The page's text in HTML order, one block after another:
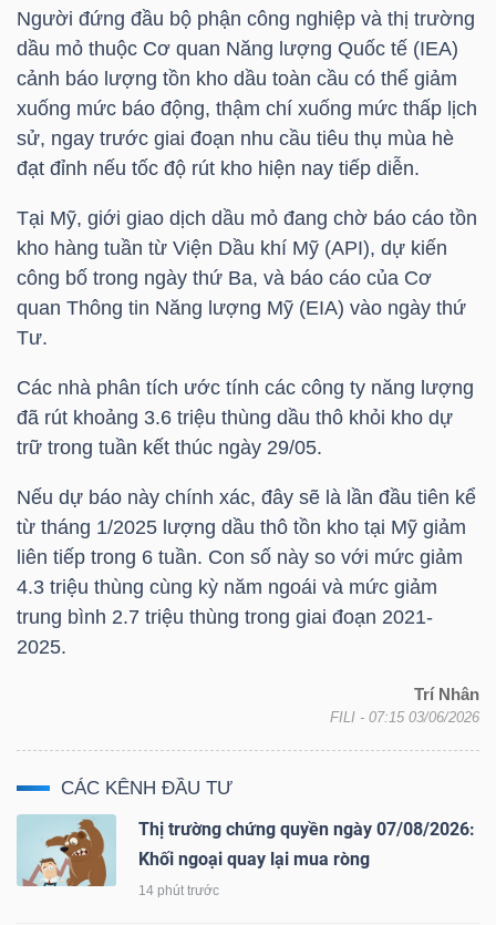
Người đứng đầu bộ phận công nghiệp và thị trường
dầu mỏ thuộc Cơ quan Năng lượng Quốc tế (IEA)
cảnh báo lượng tồn kho dầu toàn cầu có thể giảm
xuống mức báo động, thậm chí xuống mức thấp lịch
sử, ngay trước giai đoạn nhu cầu tiêu thụ mùa hè
đạt đỉnh nếu tốc độ rút kho hiện nay tiếp diễn.
Tại Mỹ, giới giao dịch dầu mỏ đang chờ báo cáo tồn
kho hàng tuần từ Viện Dầu khí Mỹ (API), dự kiến
công bố trong ngày thứ Ba, và báo cáo của Cơ
quan Thông tin Năng lượng Mỹ (EIA) vào ngày thứ
Tư.
Các nhà phân tích ước tính các công ty năng lượng
đã rút khoảng 3.6 triệu thùng dầu thô khỏi kho dự
trữ trong tuần kết thúc ngày 29/05.
Nếu dự báo này chính xác, đây sẽ là lần đầu tiên kể
từ tháng 1/2025 lượng dầu thô tồn kho tại Mỹ giảm
liên tiếp trong 6 tuần. Con số này so với mức giảm
4.3 triệu thùng cùng kỳ năm ngoái và mức giảm
trung bình 2.7 triệu thùng trong giai đoạn 2021-
2025.
Trí Nhân
FILI - 07:15 03/06/2026
CÁC KÊNH ĐẦU TƯ
Thị trường chứng quyền ngày 07/08/2026:
Khối ngoại quay lại mua ròng
14 phút trước
Ngành
(-)
VS-
SECTOR
NĂNG
LƯỢNG
NGUYÊN
LIỆU
CÔNG
DÙNG
KHÔNG